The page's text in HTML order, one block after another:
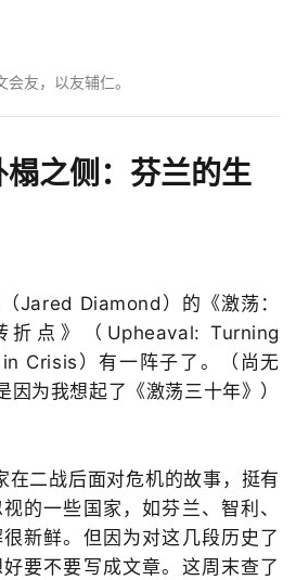
友，以友辅仁。
之侧：芬兰的生
Jared Diamond）的《激荡：
点》（Upheaval: Turning
Crisis）有一阵子了。（尚无
因为我想起了《激荡三十年》）
在二战后面对危机的故事，挺有
的一些国家，如芬兰、智利、
新鲜。但因为对这几段历史了
要不要写成文章。这周末查了